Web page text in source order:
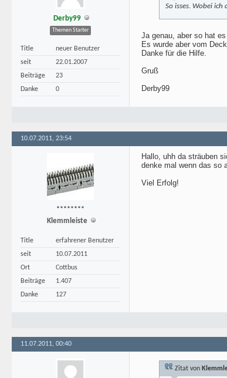
Derby99
Themen Starter
Title
neuer Benutzer
seit
22.01.2007
Beiträge
23
Danke
0
So isses. Wobei
Ja genau, aber so hat
Es wurde aber vom
Danke für die Hilfe.
Gruß
Derby99
10.07.2011, 23:54
********
Klemmleiste
Title
erfahrener Benutzer
seit
10.07.2011
Ort
Cottbus
Beiträge
1.407
Danke
127
Hallo, uhh da sträuben
denke mal wenn das so
Viel Erfolg!
11.07.2011, 00:40
Zitat von